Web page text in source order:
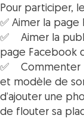
Pour participer,
✅ Aimer la page
✅ Aimer la
page Facebook
✅ Commenter
et modèle de
d’ajouter une
de flouter sa